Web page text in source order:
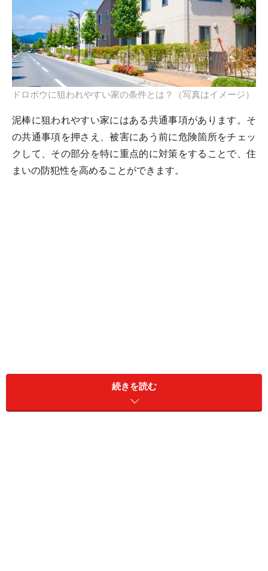
ドロボウに狙われやすい家の条件とは？（写真はイメージ）
泥棒に狙われやすい家にはある共通事項があります。そ
の共通事項を押さえ、被害にあう前に危険箇所をチェッ
クして、その部分を特に重点的に対策をすることで、住
まいの防犯性を高めることができます。
＜目次＞
る家など
続きを読む